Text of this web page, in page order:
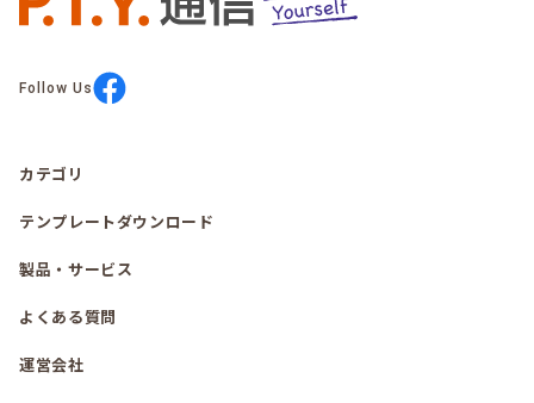
Follow Us
カテゴリ
テンプレートダウンロード
製品・サービス
よくある質問
運営会社